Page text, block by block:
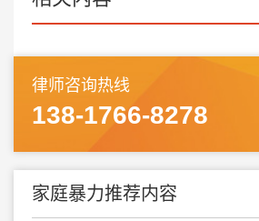
律师咨询热线
138-1766-8278
家庭暴力推荐内容